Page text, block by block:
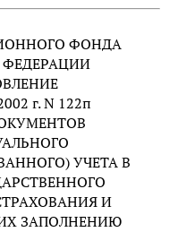
ФОНДА
г. N 122п
УЧЕТА В
И
ЗАПОЛНЕНИЮ